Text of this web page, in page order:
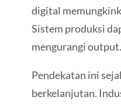
digital
Sistem produksi
mengurangi output.
Pendekatan ini
berkelanjutan.